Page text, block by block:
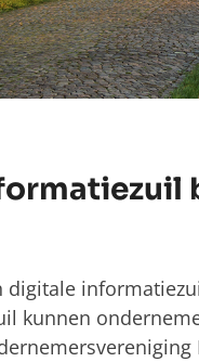
digitale
kunnen